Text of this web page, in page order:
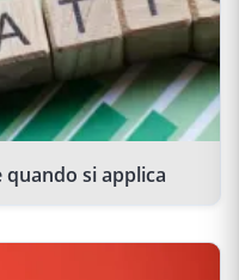
quando si applica